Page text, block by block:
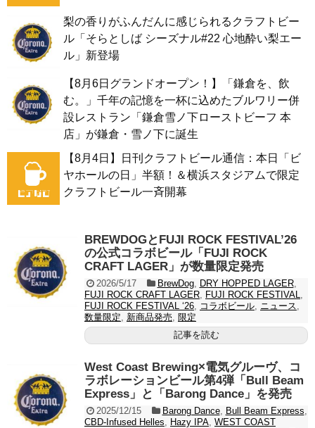
梨の香りがふんだんに感じられるクラフトビー
ル「そらとしば シーズナル#22 心地酔い梨エー
ル」新登場
【8月6日グランドオープン！】「鎌倉を、飲
む。」千年の記憶を一杯に込めたブルワリー併
設レストラン「鎌倉雪ノ下ローストビーフ 本
店」が鎌倉・雪ノ下に誕生
【8月4日】日刊クラフトビール通信：本日「ビ
ヤホールの日」半額！＆横浜スタジアムで限定
クラフトビール一斉開幕
BREWDOGとFUJI ROCK FESTIVAL’26
の公式コラボビール「FUJI ROCK
CRAFT LAGER」が数量限定発売
2026/5/17 BrewDog, DRY HOPPED LAGER,
FUJI ROCK CRAFT LAGER, FUJI ROCK FESTIVAL,
FUJI ROCK FESTIVAL ‘26, コラボビール, ニュース,
数量限定, 新商品発売, 限定
記事を読む
West Coast Brewing×電気グルーヴ、コ
ラボレーションビール第4弾「Bull Beam
Express」と「Barong Dance」を発売
2025/12/15 Barong Dance, Bull Beam Express,
CBD-Infused Helles, Hazy IPA, WEST COAST